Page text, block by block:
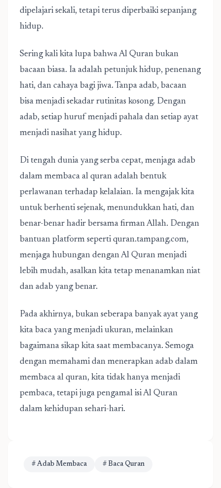
dipelajari sekali, tetapi terus diperbaiki sepanjang
hidup.
Sering kali kita lupa bahwa Al Quran bukan
bacaan biasa. Ia adalah petunjuk hidup, penenang
hati, dan cahaya bagi jiwa. Tanpa adab, bacaan
bisa menjadi sekadar rutinitas kosong. Dengan
adab, setiap huruf menjadi pahala dan setiap ayat
menjadi nasihat yang hidup.
Di tengah dunia yang serba cepat, menjaga adab
dalam membaca al quran adalah bentuk
perlawanan terhadap kelalaian. Ia mengajak kita
untuk berhenti sejenak, menundukkan hati, dan
benar-benar hadir bersama firman Allah. Dengan
bantuan platform seperti quran.tampang.com,
menjaga hubungan dengan Al Quran menjadi
lebih mudah, asalkan kita tetap menanamkan niat
dan adab yang benar.
Pada akhirnya, bukan seberapa banyak ayat yang
kita baca yang menjadi ukuran, melainkan
bagaimana sikap kita saat membacanya. Semoga
dengan memahami dan menerapkan adab dalam
membaca al quran, kita tidak hanya menjadi
pembaca, tetapi juga pengamal isi Al Quran
dalam kehidupan sehari-hari.
# Adab Membaca # Baca Quran